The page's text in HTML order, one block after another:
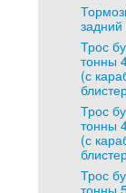
Трос
тонны
(с
Трос
тонны
(с
Трос
тонны